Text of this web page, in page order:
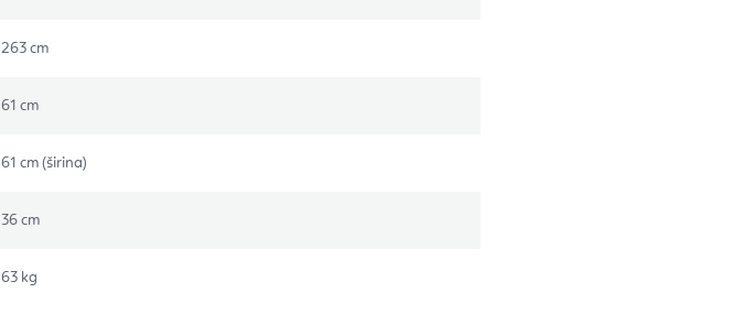
263 cm
61 cm
61 cm (širina)
36 cm
63 kg